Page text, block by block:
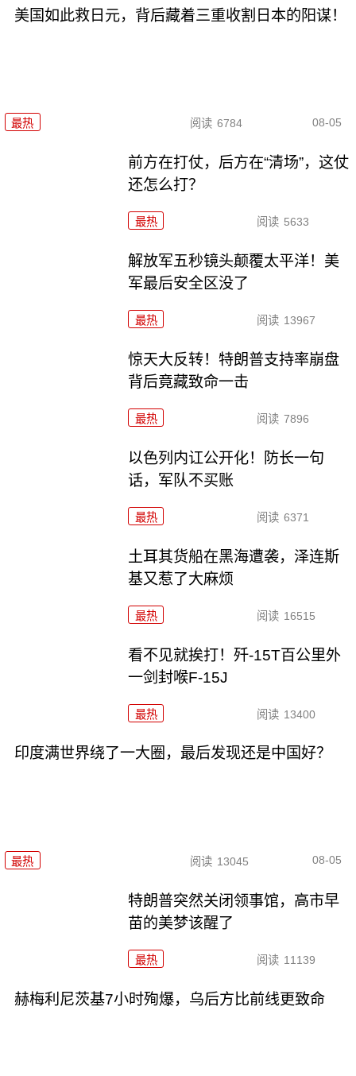
美国如此救日元，背后藏着三重收割日本的阳谋！
最热 阅读 6784 08-05
前方在打仗，后方在“清场”，这仗
还怎么打？
最热 阅读 5633
解放军五秒镜头颠覆太平洋！美
军最后安全区没了
最热 阅读 13967
惊天大反转！特朗普支持率崩盘
背后竟藏致命一击
最热 阅读 7896
以色列内讧公开化！防长一句
话，军队不买账
最热 阅读 6371
土耳其货船在黑海遭袭，泽连斯
基又惹了大麻烦
最热 阅读 16515
看不见就挨打！歼-15T百公里外
一剑封喉F-15J
最热 阅读 13400
印度满世界绕了一大圈，最后发现还是中国好？
最热 阅读 13045 08-05
特朗普突然关闭领事馆，高市早
苗的美梦该醒了
最热 阅读 11139
赫梅利尼茨基7小时殉爆，乌后方比前线更致命